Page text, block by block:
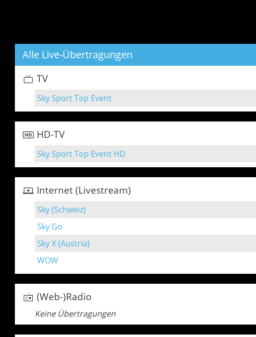
Alle Live-Übertragungen
TV
Sky Sport Top Event
HD-TV
Sky Sport Top Event HD
Internet (Livestream)
Sky (Schweiz)
Sky Go
Sky X (Austria)
WOW
(Web-)Radio
Keine Übertragungen